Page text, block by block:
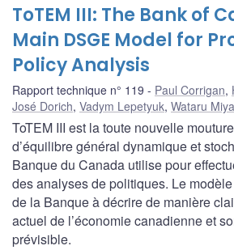
ToTEM III: The Bank of
Main DSGE Model for
Policy Analysis
Rapport technique n° 119 Paul Corrigan,
José Dorich, Vadym Lepetyuk, Wataru
ToTEM III est la toute nouvelle
d’équilibre général dynamique et
Banque du Canada utilise pour
des analyses de politiques. Le
de la Banque à décrire de manière
actuel de l’économie canadienne et
prévisible.